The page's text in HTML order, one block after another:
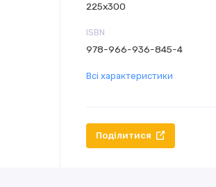
225х300
ISBN
978-966-936-845-4
Всі характеристики
Поділитися